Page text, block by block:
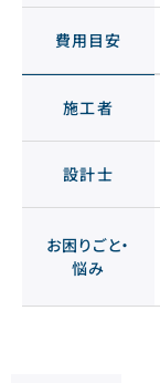
費用目安
施工者
設計士
お困りごと・
悩み